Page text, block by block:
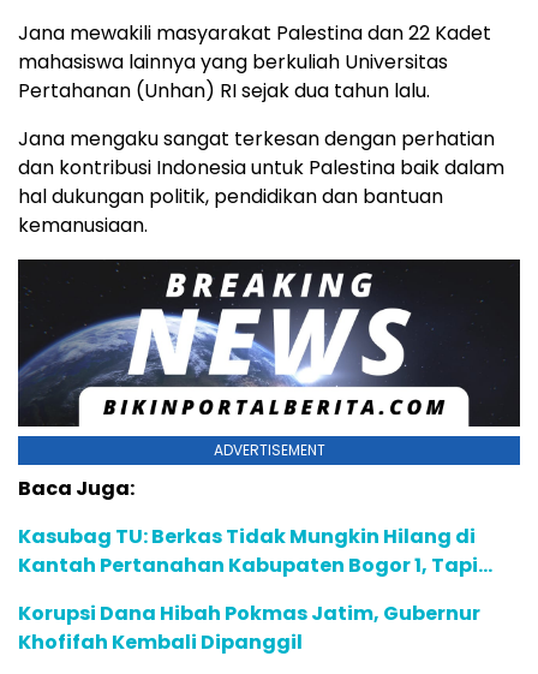
Jana mewakili masyarakat Palestina dan 22 Kadet
mahasiswa lainnya yang berkuliah Universitas
Pertahanan (Unhan) RI sejak dua tahun lalu.
Jana mengaku sangat terkesan dengan perhatian
dan kontribusi Indonesia untuk Palestina baik dalam
hal dukungan politik, pendidikan dan bantuan
kemanusiaan.
ADVERTISEMENT
Baca Juga:
Kasubag TU: Berkas Tidak Mungkin Hilang di
Kantah Pertanahan Kabupaten Bogor 1, Tapi…
Korupsi Dana Hibah Pokmas Jatim, Gubernur
Khofifah Kembali Dipanggil